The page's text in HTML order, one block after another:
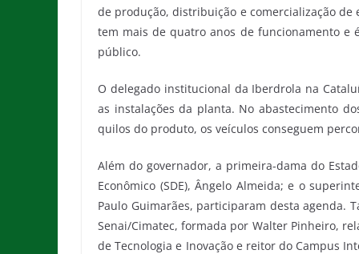
de produção, distribuição e comercialização
tem mais de quatro anos de funcionamento e
público.
O delegado institucional da Iberdrola na
as instalações da planta. No abastecimento
quilos do produto, os veículos conseguem
Além do governador, a primeira-dama do
Econômico (SDE), Ângelo Almeida; e o
Paulo Guimarães, participaram desta agenda.
Senai/Cimatec, formada por Walter Pinheiro,
de Tecnologia e Inovação e reitor do Campus